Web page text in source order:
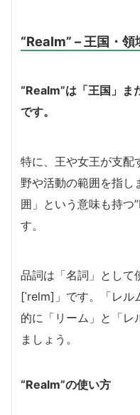
“Realm” – 王国・領
“Realm”は「王国」ま
です。
特に、王や女王が支配
野や活動の範囲を指し
囲」という意味も持つ
す。
品詞は「名詞」として
[ˈrelm]」です。「レ
的に「リーム」と「レ
ましょう。
“Realm”の使い方